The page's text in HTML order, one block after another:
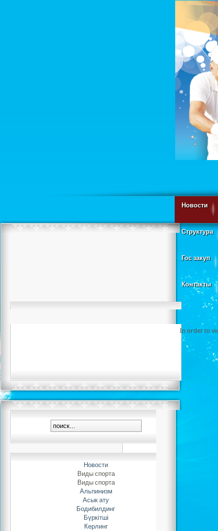
Новости
Структура
Гос закуп
Контакты
In order to
Новости
Виды спорта
Виды спорта
Альпинизм
Асык ату
Бодибилдинг
Бүркітші
Керлинг